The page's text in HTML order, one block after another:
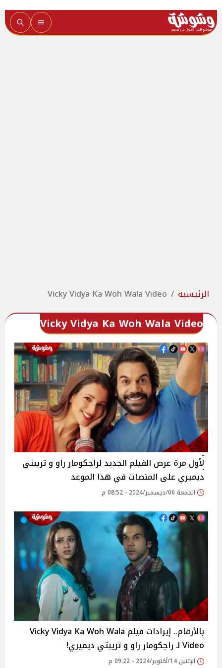
الرئيسية Vicky Vidya Ka Woh Wala Video
Vicky Vidya Ka Woh Wala Video
لأول مرة عرض الفيلم الجديد لراجكومار راو و تريبتي
ديميري على المنصات في هذا الموعد
الجمعة 06/ديسمبر/2024 - 08:52 م
بالأرقام.. إيرادات فيلم Vicky Vidya Ka Woh Wala
Video لـ راجكومار راو و تريبتي ديميري!
الإثنين 14/أكتوبر/2024 - 09:22 م